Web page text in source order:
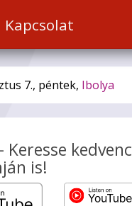
Kapcsolat
7., péntek, Ibolya
Keresse kedvenc
is!